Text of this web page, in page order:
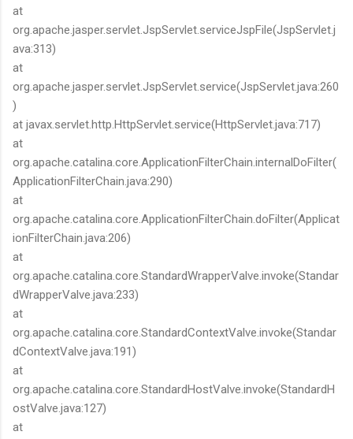
at
org.apache.jasper.servlet.JspServlet.serviceJspFile(JspServlet.j
ava:313)
at
org.apache.jasper.servlet.JspServlet.service(JspServlet.java:260
)
at javax.servlet.http.HttpServlet.service(HttpServlet.java:717)
at
org.apache.catalina.core.ApplicationFilterChain.internalDoFilter(
ApplicationFilterChain.java:290)
at
org.apache.catalina.core.ApplicationFilterChain.doFilter(Applicat
ionFilterChain.java:206)
at
org.apache.catalina.core.StandardWrapperValve.invoke(Standar
dWrapperValve.java:233)
at
org.apache.catalina.core.StandardContextValve.invoke(Standar
dContextValve.java:191)
at
org.apache.catalina.core.StandardHostValve.invoke(StandardH
ostValve.java:127)
at